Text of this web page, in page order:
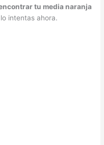
tu media naranja
intentas ahora.